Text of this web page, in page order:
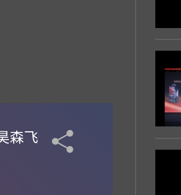
森飞